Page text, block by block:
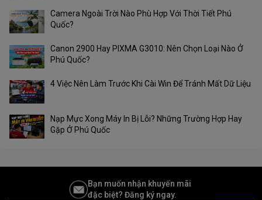
Camera Ngoài Trời Nào Phù Hợp Với Thời Tiết Phú
Quốc?
Canon 2900 Hay PIXMA G3010: Nên Chọn Loại Nào Ở
Phú Quốc?
4 Việc Nên Làm Trước Khi Cài Win Để Tránh Mất Dữ Liệu
Nạp Mực Xong Máy In Bị Lỗi? Những Trường Hợp Hay
Gặp Ở Phú Quốc
Bạn muốn nhận khuyến mãi
đặc biệt? Đăng ký ngay.